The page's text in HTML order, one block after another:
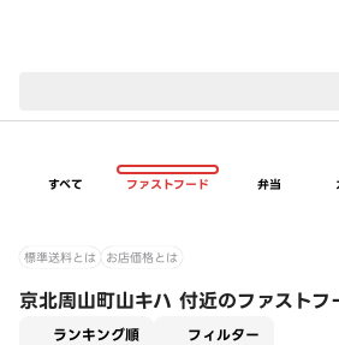
すべて ファストフード 弁当
標準送料とは お店価格とは
京北周山町山キハ 付近のファストフ
ランキング順 フィルター